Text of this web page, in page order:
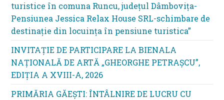
turistice în comuna Runcu, județul Dâmbovița-
Pensiunea Jessica Relax House SRL-schimbare de
destinație din locuința în pensiune turistica”
INVITAȚIE DE PARTICIPARE LA BIENALA
NAȚIONALĂ DE ARTĂ „GHEORGHE PETRAȘCU”,
EDIŢIA A XVIII-A, 2026
PRIMĂRIA GĂEȘTI: ÎNTÂLNIRE DE LUCRU CU